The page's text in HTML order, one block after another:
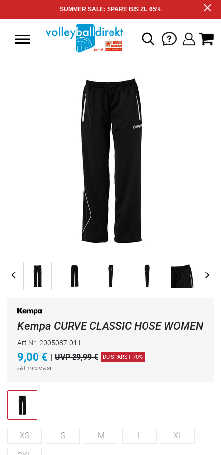
SUMMER SALE: SPARE BIS ZU 65%
Kempa CURVE CLASSIC HOSE WOMEN
Art.Nr.: 2005087-04-L
9,00 € | UVP 29,99 € DU SPARST 70%
inkl. 19 % MwSt.
XS S M L XL